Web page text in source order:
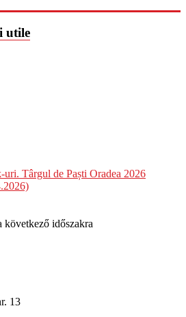
utile
Târgul de Paști Oradea 2026
következő időszakra
13